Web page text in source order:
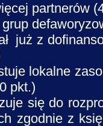
partnerów
już z
lokalne
pkt.)
się do
zgodnie z